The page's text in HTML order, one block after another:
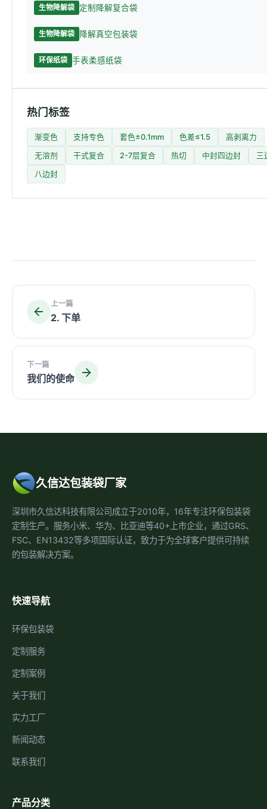
生物降解袋 定制降解复合袋
生物降解袋 降解真空包装袋
环保纸袋 手表柔感纸袋
热门标签
渐变色 支持专色 套色±0.1mm 色差≤1.5 高剥离力
无溶剂 干式复合 2-7层复合 热切 中封四边封 三
八边封
上一篇
2. 下单
下一篇
我们的使命
久信达包装袋厂家
深圳市久信达科技有限公司成立于2010年，16年专注环保包装袋
定制生产。服务小米、华为、比亚迪等40+上市企业，通过GRS、
FSC、EN13432等多项国际认证，致力于为全球客户提供可持续
的包装解决方案。
快速导航
环保包装袋
定制服务
定制案例
关于我们
实力工厂
新闻动态
联系我们
产品分类